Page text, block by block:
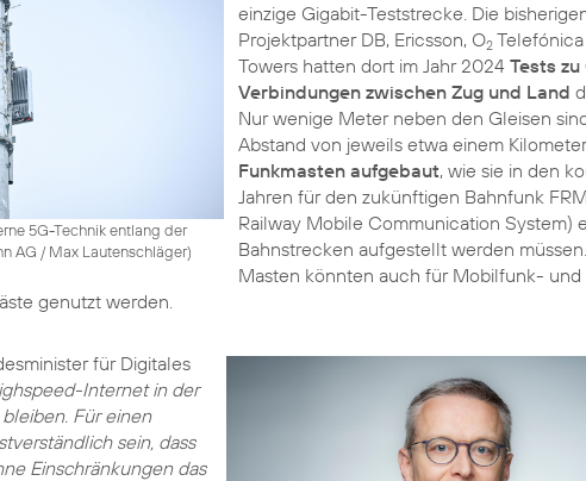
5G-Technik entlang der
AG / Max Lautenschläger)
einzige Gigabit-Teststrecke. Die
Projektpartner DB, Ericsson, O2Telefónica
Towers hatten dort im Jahr 2024 Tests
Verbindungen zwischen Zug und Land
Nur wenige Meter neben den Gleisen
Abstand von jeweils etwa einem Kilometer
Funkmasten aufgebaut, wie sie in den
Jahren für den zukünftigen Bahnfunk
Railway Mobile Communication System)
Bahnstrecken aufgestellt werden
Masten könnten auch für Mobilfunk- und
genutzt werden.
für Digitales
Internet in der
Für einen
sein, dass
Einschränkungen das